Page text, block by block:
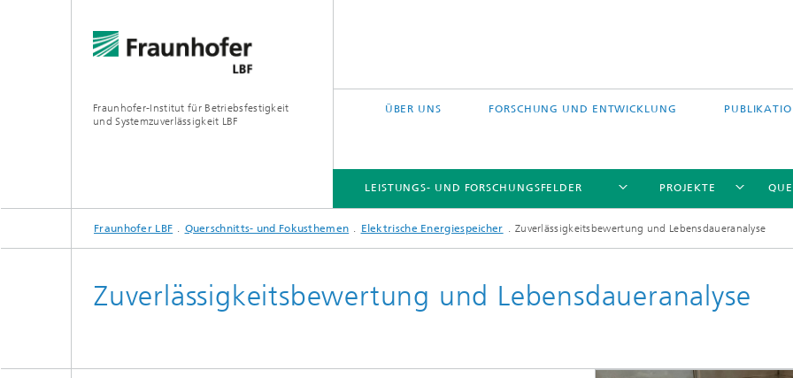
Fraunhofer-Institut für Betriebsfestigkeit
und Systemzuverlässigkeit LBF
ÜBER UNS FORSCHUNG UND ENTWICKLUNG
LEISTUNGS- UND FORSCHUNGSFELDER
LEISTUNGS- UND FORSCHUNGSFELDER
PROJEKTE
PROJEKTE
QUERSCHNITTS- UND FOKUSTHEMEN
Fraunhofer LBF Querschnitts- und Fokusthemen Elektrische Energiespeicher Zuverlässigkeitsbewertung und Lebensdaueranalyse
Zuverlässigkeitsbewertung und Lebensdaueranalyse